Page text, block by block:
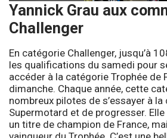
Yannick Grau aux
Challenger
En catégorie Challenger, jusqu’à
les qualifications du samedi pour
accéder à la catégorie Trophée de
dimanche. Chaque année, cette
nombreux pilotes de s’essayer à
Supermotard et de progresser. Elle
un titre de champion de France,